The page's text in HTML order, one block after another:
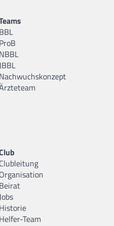
BBL
ProB
NBBL
Nachwuchskonzept
Clubleitung
Organisation
Beirat
Historie
Helfer-Team